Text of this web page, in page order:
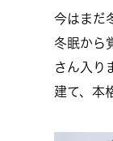
今はまだ
冬眠から
さん入り
建て、本